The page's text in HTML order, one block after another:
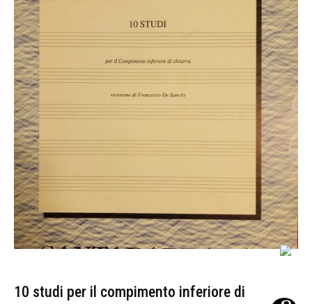
10 studi per il compimento inferiore di